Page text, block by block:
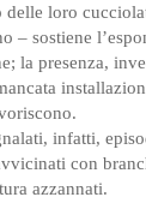
delle loro
– sostiene
la presenza,
infatti,
con
azzannati.